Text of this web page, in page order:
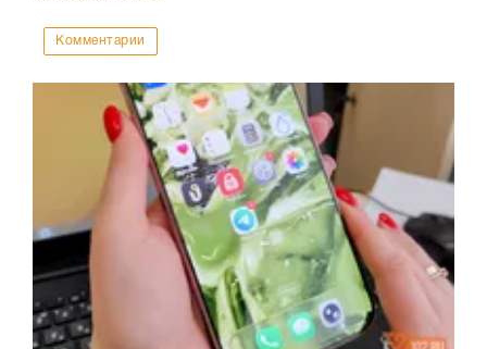
Комментарии